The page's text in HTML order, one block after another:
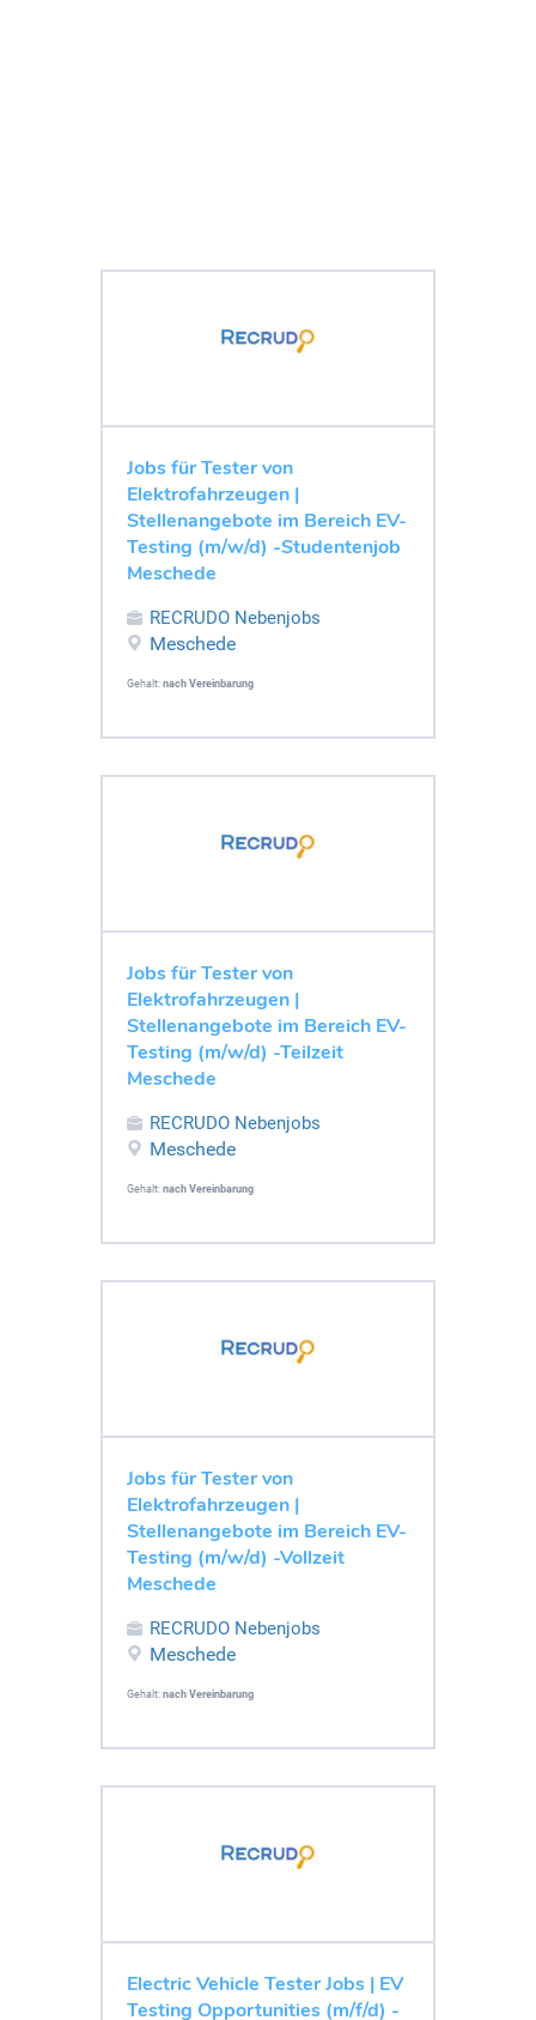
Jobs für Tester von
Elektrofahrzeugen |
Stellenangebote im Bereich EV-
Testing (m/w/d) -Studentenjob
Meschede
RECRUDO Nebenjobs
Meschede
Gehalt: nach Vereinbarung
Jobs für Tester von
Elektrofahrzeugen |
Stellenangebote im Bereich EV-
Testing (m/w/d) -Teilzeit
Meschede
RECRUDO Nebenjobs
Meschede
Gehalt: nach Vereinbarung
Jobs für Tester von
Elektrofahrzeugen |
Stellenangebote im Bereich EV-
Testing (m/w/d) -Vollzeit
Meschede
RECRUDO Nebenjobs
Meschede
Gehalt: nach Vereinbarung
Electric Vehicle Tester Jobs | EV
Testing Opportunities (m/f/d) -